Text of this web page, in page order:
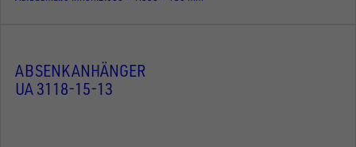
ABSENKANHÄNGER
UA 3118-15-13